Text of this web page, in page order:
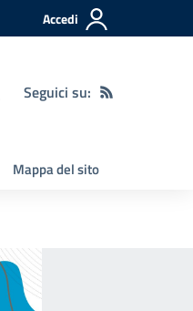
Accedi
Seguici su:
Mappa del sito